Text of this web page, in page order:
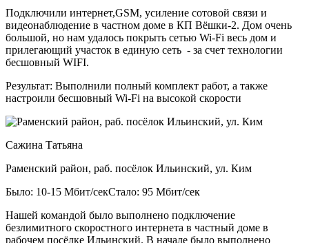
Подключили интернет,GSM, усиление сотовой связи и
видеонаблюдение в частном доме в КП Вёшки-2. Дом очень
большой, но нам удалось покрыть сетью Wi-Fi весь дом и
прилегающий участок в единую сеть - за счет технологии
бесшовный WIFI.
Результат: Выполнили полный комплект работ, а также
настроили бесшовный Wi-Fi на высокой скорости
Сажина Татьяна
Раменский район, раб. посёлок Ильинский, ул. Ким
Было: 10-15 Мбит/секСтало: 95 Мбит/сек
Нашей командой было выполнено подключение
безлимитного скоростного интернета в частный доме в
рабочем посёлке Ильинский. В начале было выполнено